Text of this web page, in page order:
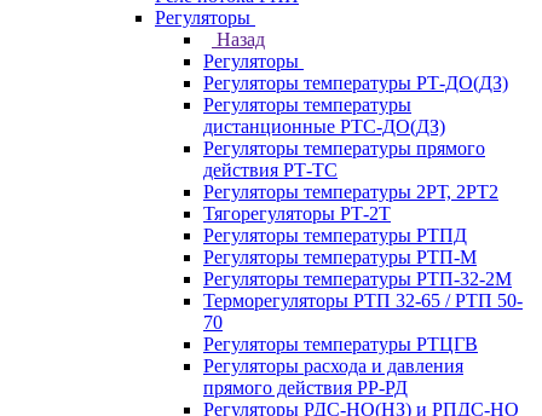
Регуляторы
Назад
Регуляторы
Регуляторы температуры РТ-ДО(ДЗ)
Регуляторы температуры
дистанционные РТС-ДО(ДЗ)
Регуляторы температуры прямого
действия РТ-ТС
Регуляторы температуры 2РТ, 2РT2
Тягорегуляторы РТ-2Т
Регуляторы температуры РТПД
Регуляторы температуры РТП-M
Регуляторы температуры РТП-32-2М
Терморегуляторы РТП 32-65 / РТП 50-
70
Регуляторы температуры РТЦГВ
Регуляторы расхода и давления
прямого действия РР-РД
Регуляторы РДС-НО(НЗ) и РПДС-НО